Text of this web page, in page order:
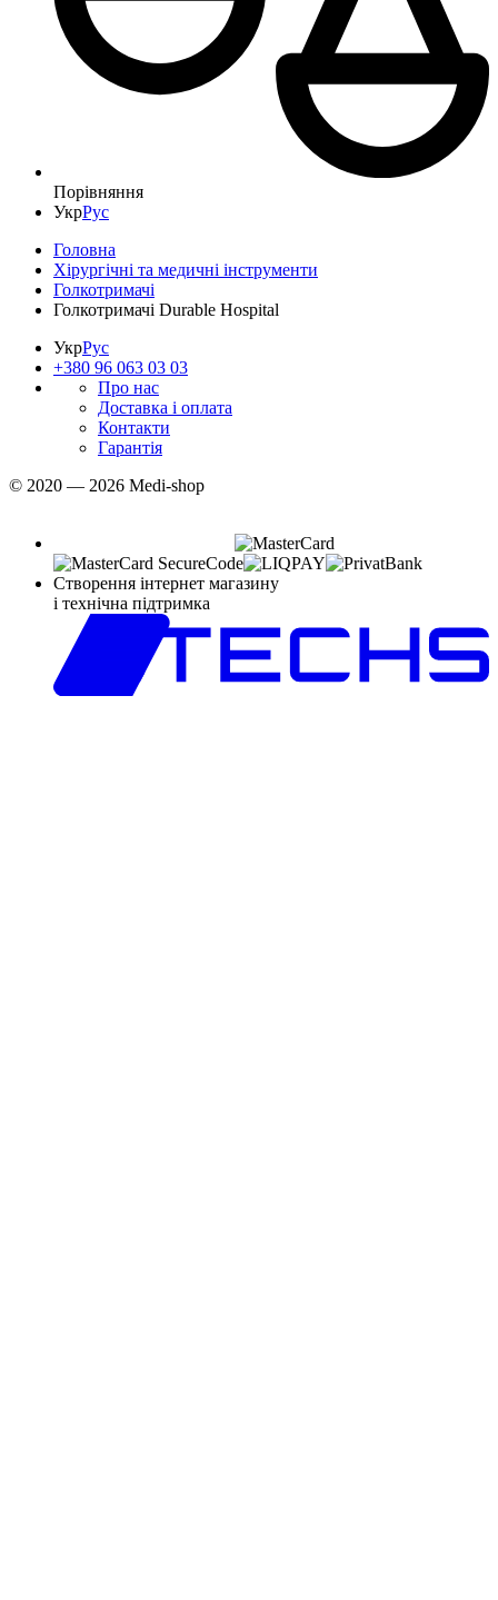
Порівняння
УкрРус
Головна
Хірургічні та медичні інструменти
Голкотримачі
Голкотримачі Durable Hospital
УкрРус
+380 96 063 03 03
Про нас
Доставка і оплата
Контакти
Гарантія
© 2020 — 2026 Medi-shop
Створення інтернет магазину
і технічна підтримка